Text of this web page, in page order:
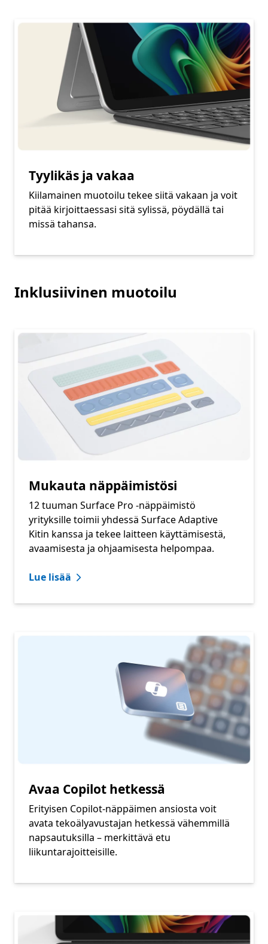
Tyylikäs ja vakaa
Kiilamainen muotoilu tekee siitä vakaan ja voit
pitää kirjoittaessasi sitä sylissä, pöydällä tai
missä tahansa.
Inklusiivinen muotoilu
Mukauta näppäimistösi
12 tuuman Surface Pro -näppäimistö
yrityksille toimii yhdessä Surface Adaptive
Kitin kanssa ja tekee laitteen käyttämisestä,
avaamisesta ja ohjaamisesta helpompaa.
Lue lisää
Avaa Copilot hetkessä
Erityisen Copilot-näppäimen ansiosta voit
avata tekoälyavustajan hetkessä vähemmillä
napsautuksilla – merkittävä etu
liikuntarajoitteisille.